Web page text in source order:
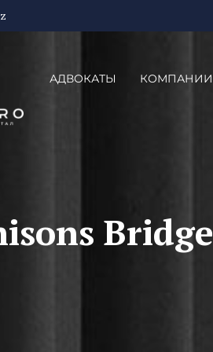
АДВОКАТЫ КОМПАНИИ
Bridge